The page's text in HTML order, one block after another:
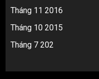
Tháng 11 2016
Tháng 10 2015
Tháng 7 202